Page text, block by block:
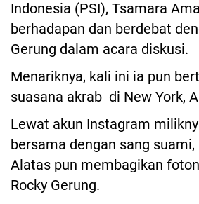
Indonesia (PSI), Tsamara
berhadapan dan berdebat
Gerung dalam acara diskusi.
Menariknya, kali ini ia pun
suasana akrab di New York,
Lewat akun Instagram
bersama dengan sang
Alatas pun membagikan
Rocky Gerung.